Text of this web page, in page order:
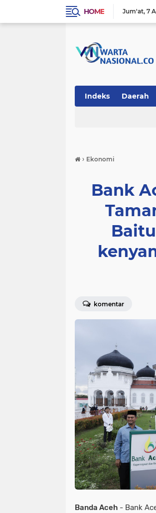
HOME Jum'at 7
Indeks Daerah
› Ekonomi
Bank
komentar
Banda Aceh - Bank